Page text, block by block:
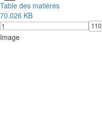
Table des matières
70.026 KB
Image